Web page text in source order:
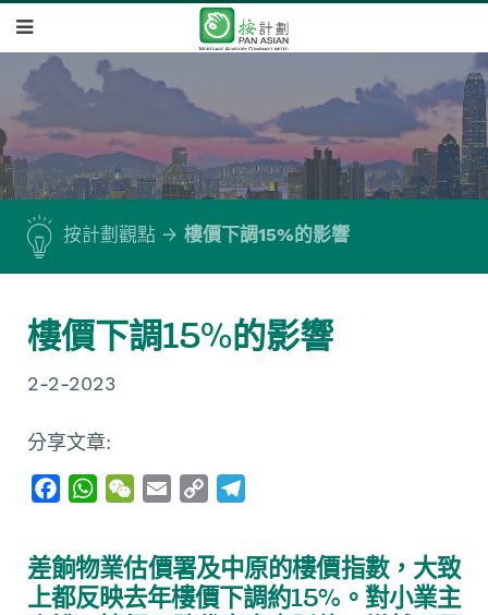
按計劃觀點 樓價下調15%的影響
樓價下調15%的影響
2-2-2023
分享文章:
e
b
W
t
s
W
h
a
i
l
y
L
e
g
差餉物業估價署及中原的樓價指數，大致
上都反映去年樓價下調約15%。對小業主